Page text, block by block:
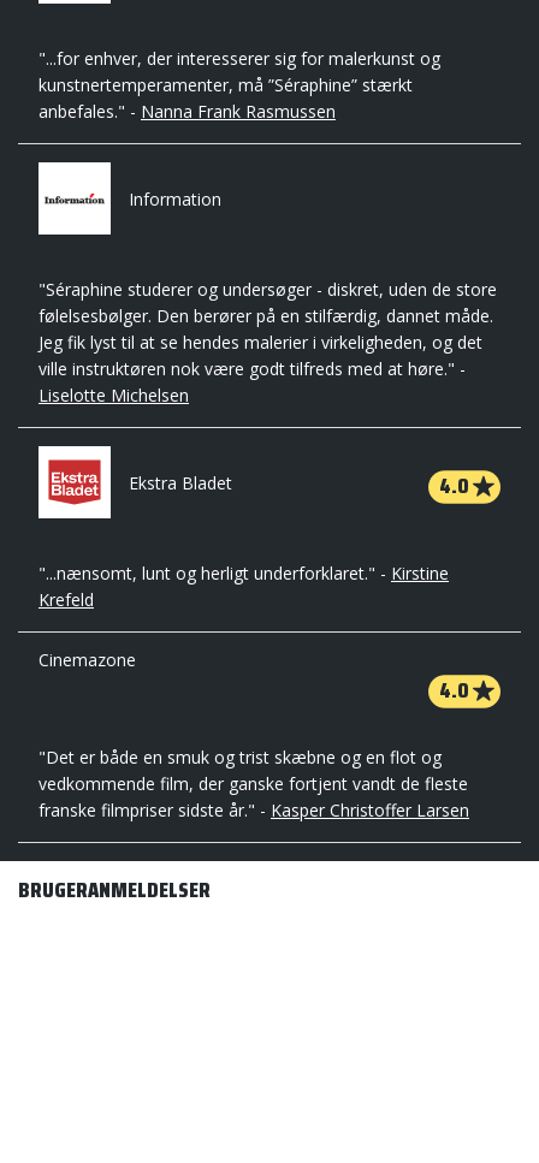
"...for enhver, der interesserer sig for malerkunst og
kunstnertemperamenter, må ”Séraphine” stærkt
anbefales." - Nanna Frank Rasmussen
Information
"Séraphine studerer og undersøger - diskret, uden de store
følelsesbølger. Den berører på en stilfærdig, dannet måde.
Jeg fik lyst til at se hendes malerier i virkeligheden, og det
ville instruktøren nok være godt tilfreds med at høre." -
Liselotte Michelsen
Ekstra Bladet 4.0
"...nænsomt, lunt og herligt underforklaret." - Kirstine
Krefeld
Cinemazone
4.0
"Det er både en smuk og trist skæbne og en flot og
vedkommende film, der ganske fortjent vandt de fleste
franske filmpriser sidste år." - Kasper Christoffer Larsen
BRUGERANMELDELSER